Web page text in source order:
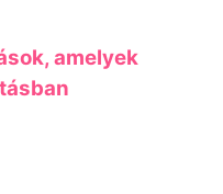
amelyek